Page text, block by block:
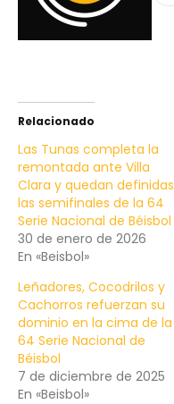
Relacionado
Las Tunas completa la
remontada ante Villa
Clara y quedan definidas
las semifinales de la 64
Serie Nacional de Béisbol
30 de enero de 2026
En «Beisbol»
Leñadores, Cocodrilos y
Cachorros refuerzan su
dominio en la cima de la
64 Serie Nacional de
Béisbol
7 de diciembre de 2025
En «Beisbol»